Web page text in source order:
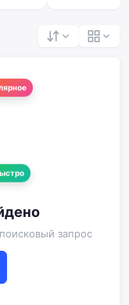
запрос